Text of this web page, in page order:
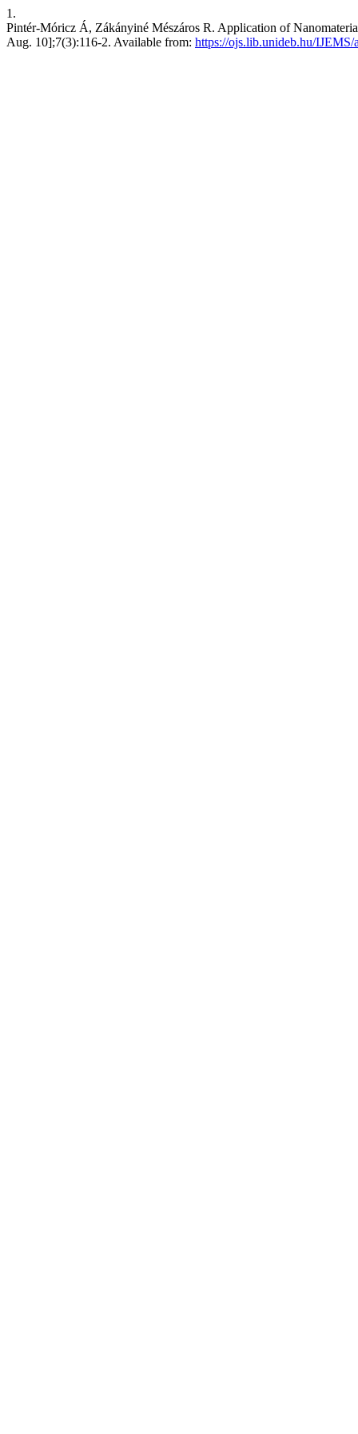
1.
Pintér-Móricz Á, Zákányiné Mészáros R. Application of
Aug. 10];7(3):116-2. Available from: https://ojs.lib.unideb.hu/